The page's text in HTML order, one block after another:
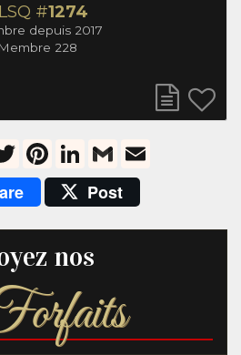
#1274
depuis 2017
Membre 228
TwitterPinterestLinkedIn
Gmail
Post
nos